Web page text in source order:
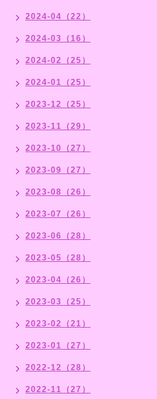
2024-04（22）
2024-03（16）
2024-02（25）
2024-01（25）
2023-12（25）
2023-11（29）
2023-10（27）
2023-09（27）
2023-08（26）
2023-07（26）
2023-06（28）
2023-05（28）
2023-04（26）
2023-03（25）
2023-02（21）
2023-01（27）
2022-12（28）
2022-11（27）